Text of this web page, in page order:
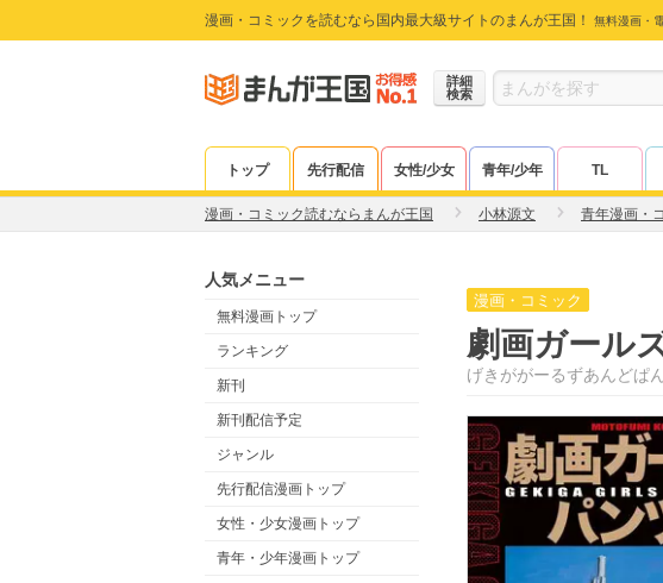
漫画・コミックを読むなら国内最大級サイトのまんが王国！ 無料漫画・
詳細
検索
トップ 先行配信 女性/少女 青年/少年 TL
漫画・コミック読むならまんが王国 小林源文 青年漫画・
人気メニュー
無料漫画トップ
ランキング
新刊
新刊配信予定
ジャンル
先行配信漫画トップ
女性・少女漫画トップ
青年・少年漫画トップ
漫画・コミック
劇画ガール
げきががーるずあんどぱ